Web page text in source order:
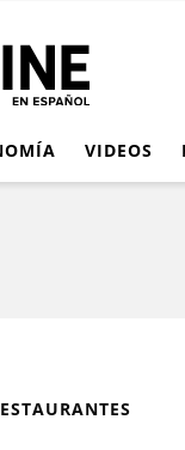
VIDEOS